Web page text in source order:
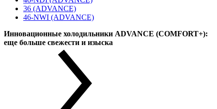
36 (ADVANCE)
46-NWI (ADVANCE)
Инновационные холодильники ADVANCE (COMFORT+):
еще больше свежести и изыска